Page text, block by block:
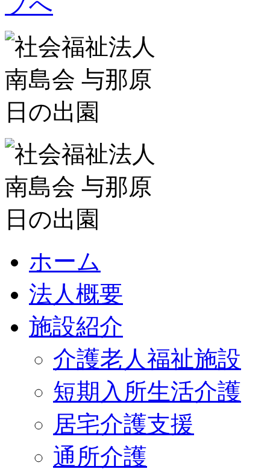
ホーム
法人概要
施設紹介
介護老人福祉施設
短期入所生活介護
居宅介護支援
通所介護